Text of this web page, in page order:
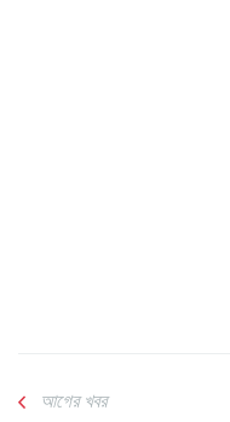
আগের খবর